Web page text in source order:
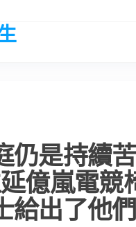
仍是持續苦
億嵐電競
給出了他